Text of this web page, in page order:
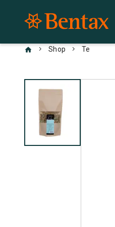
chevron_right Shop chevron_right Te